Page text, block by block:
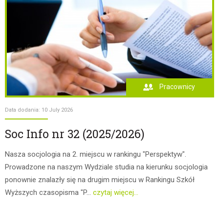
Pracownicy
Data dodania: 10 July 2026
Soc Info nr 32 (2025/2026)
Nasza socjologia na 2. miejscu w rankingu "Perspektyw".
Prowadzone na naszym Wydziale studia na kierunku socjologia
ponownie znalazły się na drugim miejscu w Rankingu Szkół
Wyższych czasopisma "P... czytaj więcej...